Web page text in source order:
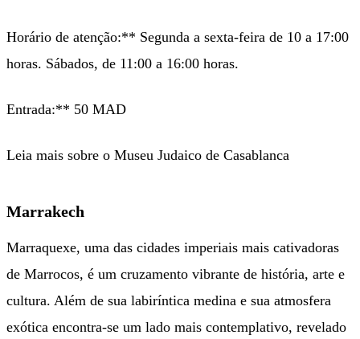
Horário de atenção:** Segunda a sexta-feira de 10 a 17:00
horas. Sábados, de 11:00 a 16:00 horas.
Entrada:** 50 MAD
Leia mais sobre o Museu Judaico de Casablanca
Marrakech
Marraquexe, uma das cidades imperiais mais cativadoras
de Marrocos, é um cruzamento vibrante de história, arte e
cultura. Além de sua labiríntica medina e sua atmosfera
exótica encontra-se um lado mais contemplativo, revelado